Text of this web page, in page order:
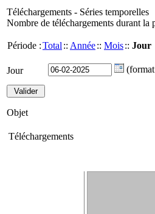
Téléchargements - Séries temporelles
Nombre de téléchargements durant la
Période :Total :: Année:: Mois:: Jour
Jour
Objet
Téléchargements